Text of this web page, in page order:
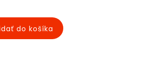
do košíka